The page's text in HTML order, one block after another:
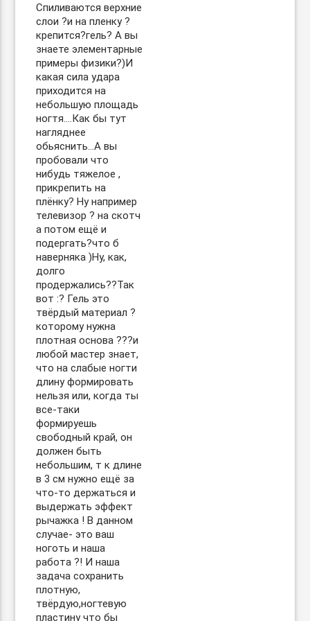
Спиливаются верхние
слои ?и на пленку ?
крепится?гель? А вы
знаете элементарные
примеры физики?)И
какая сила удара
приходится на
небольшую площадь
ногтя….Как бы тут
нагляднее
обьяснить…А вы
пробовали что
нибудь тяжелое ,
прикрепить на
плёнку? Ну например
телевизор ? на скотч
а потом ещё и
подергать?что б
наверняка )Ну, как,
долго
продержались??Так
вот :? Гель это
твёрдый материал ?
которому нужна
плотная основа ??‍?и
любой мастер знает,
что на слабые ногти
длину формировать
нельзя или, когда ты
все-таки
формируешь
свободный край, он
должен быть
небольшим, т к длине
в 3 см нужно ещё за
что-то держаться и
выдержать эффект
рычажка ! В данном
случае- это ваш
ноготь и наша
работа ?! И наша
задача сохранить
плотную,
твёрдую,ногтевую
пластину что бы